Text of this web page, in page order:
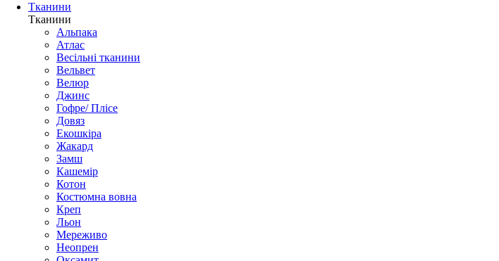
Тканини
Тканини
Альпака
Атлас
Весільні тканини
Вельвет
Велюр
Джинс
Гофре/ Плісе
Довяз
Екошкіра
Жакард
Замш
Кашемір
Котон
Костюмна вовна
Креп
Льон
Мереживо
Неопрен